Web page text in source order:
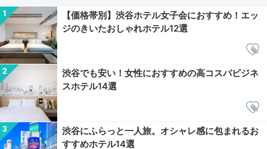
【価格帯別】渋谷ホテル女子会におすすめ！エッ
ジのきいたおしゃれホテル12選
渋谷でも安い！女性におすすめの高コスパビジネ
スホテル14選
渋谷にふらっと一人旅。オシャレ感に包まれるお
すすめホテル14選